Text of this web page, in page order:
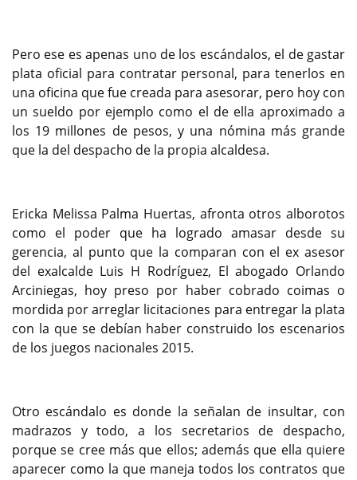
Pero ese es apenas uno de los escándalos, el de gastar
plata oficial para contratar personal, para tenerlos en
una oficina que fue creada para asesorar, pero hoy con
un sueldo por ejemplo como el de ella aproximado a
los 19 millones de pesos, y una nómina más grande
que la del despacho de la propia alcaldesa.
Ericka Melissa Palma Huertas, afronta otros alborotos
como el poder que ha logrado amasar desde su
gerencia, al punto que la comparan con el ex asesor
del exalcalde Luis H Rodríguez, El abogado Orlando
Arciniegas, hoy preso por haber cobrado coimas o
mordida por arreglar licitaciones para entregar la plata
con la que se debían haber construido los escenarios
de los juegos nacionales 2015.
Otro escándalo es donde la señalan de insultar, con
madrazos y todo, a los secretarios de despacho,
porque se cree más que ellos; además que ella quiere
aparecer como la que maneja todos los contratos que